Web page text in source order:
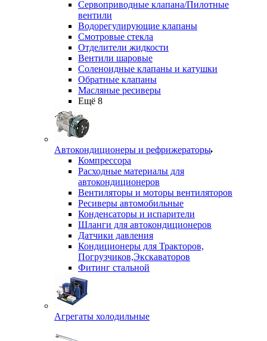
Сервоприводные клапана/Пилотные
вентили
Водорегулирующие клапаны
Смотровые стекла
Отделители жидкости
Вентили шаровые
Соленоидные клапаны и катушки
Обратные клапаны
Масляные ресиверы
Ещё 8
Автокондиционеры и рефрижераторы
Компрессора
Расходные материалы для
автокондиционеров
Вентиляторы и моторы вентиляторов
Ресиверы автомобильные
Конденсаторы и испарители
Шланги для автокондиционеров
Датчики давления
Кондиционеры для Тракторов,
Погрузчиков,Экскаваторов
Фитинг стальной
Агрегаты холодильные